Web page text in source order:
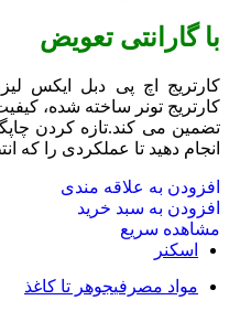
با گارانتی تعویض
کارتریج تونر ساخته شده،
تضمین می کند.تازه کردن
انجام دهید تا عملکردی را که
افزودن به علاقه مندی
افزودن به سبد خرید
مشاهده سریع
اسکنر
مواد مصرفیجوهر تا کاغذ